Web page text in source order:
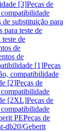
[3]Peças de
de substituição para
para teste de
de
de
de
[1]Peças
compatibilidade
[2]Peças de
[2XL]Peças de
PEPeças de
db20/Geberit